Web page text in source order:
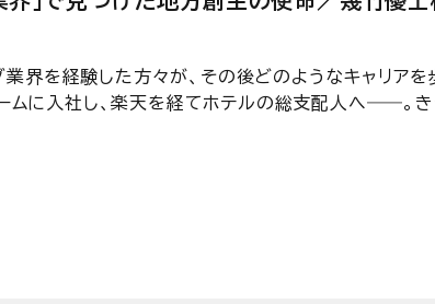
編＞【BEYOND-CONSUL―元コンサル
を経験した方々が、その後どのようなキャリアを
ムに入社し、楽天を経てホテルの総支配人へ――。